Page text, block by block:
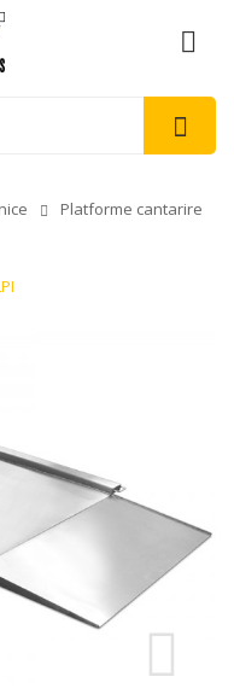
Platforme cantarire